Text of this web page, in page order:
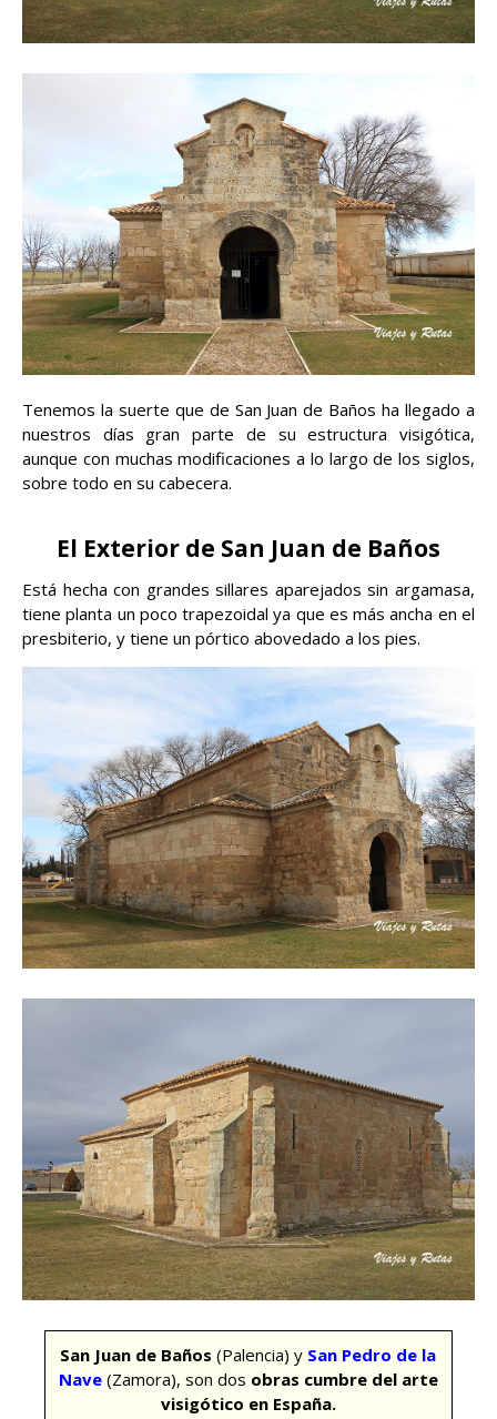
Tenemos la suerte que de San Juan de Baños ha llegado a
nuestros días gran parte de su estructura visigótica,
aunque con muchas modificaciones a lo largo de los siglos,
sobre todo en su cabecera.
El Exterior de San Juan de Baños
Está hecha con grandes sillares aparejados sin argamasa,
tiene planta un poco trapezoidal ya que es más ancha en el
presbiterio, y tiene un pórtico abovedado a los pies.
San Juan de Baños (Palencia) y San Pedro de la
Nave(Zamora), son dos obras cumbre del arte
visigótico en España.